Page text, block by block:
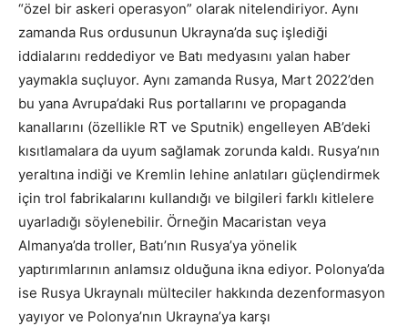
“özel bir askeri operasyon” olarak nitelendiriyor. Aynı
zamanda Rus ordusunun Ukrayna’da suç işlediği
iddialarını reddediyor ve Batı medyasını yalan haber
yaymakla suçluyor. Aynı zamanda Rusya, Mart 2022’den
bu yana Avrupa’daki Rus portallarını ve propaganda
kanallarını (özellikle RT ve Sputnik) engelleyen AB’deki
kısıtlamalara da uyum sağlamak zorunda kaldı. Rusya’nın
yeraltına indiği ve Kremlin lehine anlatıları güçlendirmek
için trol fabrikalarını kullandığı ve bilgileri farklı kitlelere
uyarladığı söylenebilir. Örneğin Macaristan veya
Almanya’da troller, Batı’nın Rusya’ya yönelik
yaptırımlarının anlamsız olduğuna ikna ediyor. Polonya’da
ise Rusya Ukraynalı mülteciler hakkında dezenformasyon
yayıyor ve Polonya’nın Ukrayna’ya karşı